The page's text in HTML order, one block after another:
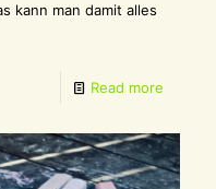
kann man damit alles
Read more